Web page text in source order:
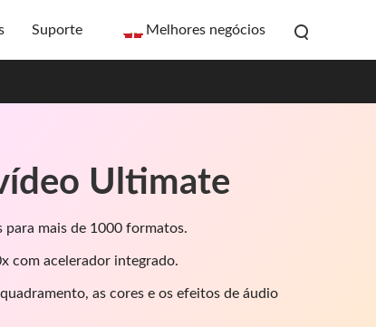
Suporte Melhores negócios
Ultimate
para mais de 1000 formatos.
com acelerador integrado.
as cores e os efeitos de áudio